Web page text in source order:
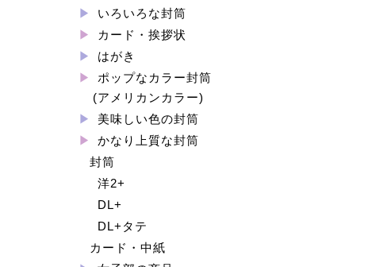
いろいろな封筒
カード・挨拶状
はがき
ポップなカラー封筒
(アメリカンカラー)
美味しい色の封筒
かなり上質な封筒
封筒
洋2+
DL+
DL+タテ
カード・中紙